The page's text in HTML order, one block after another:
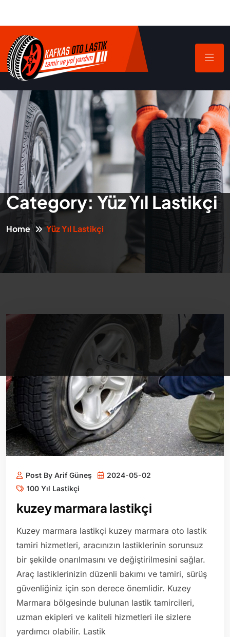
Category: Yüz Yıl Lastikçi
Home Yüz Yıl Lastikçi
Post By Arif Güneş
2024-05-02
100 Yıl Lastikçi
kuzey marmara lastikçi
Kuzey marmara lastikçi kuzey marmara oto lastik
tamiri hizmetleri, aracınızın lastiklerinin sorunsuz
bir şekilde onarılmasını ve değiştirilmesini sağlar.
Araç lastiklerinizin düzenli bakımı ve tamiri, sürüş
güvenliğiniz için son derece önemlidir. Kuzey
Marmara bölgesinde bulunan lastik tamircileri,
uzman ekipleri ve kaliteli hizmetleri ile sizlere
yardımcı olabilir. Lastik